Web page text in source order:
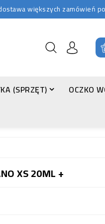
większych zamówień
(SPRZĘT)
OCZKO
XS 20ML +